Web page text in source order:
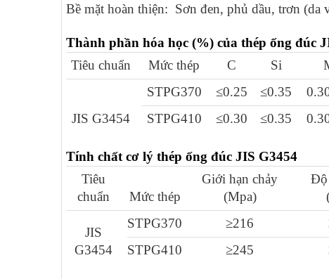
Bề mặt hoàn thiện: Sơn đen, phủ dầu, trơn (da
Thành phần hóa học (%) của thép ống đúc
Tiêu chuẩn
Mức thép C Si
JIS G3454
STPG370 ≤0.25 ≤0.35
STPG410
≤0.30 ≤0.35
Tính chất cơ lý thép ống đúc JIS G3454
Tiêu
chuẩn
Mức thép
Giới hạn chảy
(Mpa)
Độ
JIS
G3454
STPG370 ≥216
STPG410
≥245